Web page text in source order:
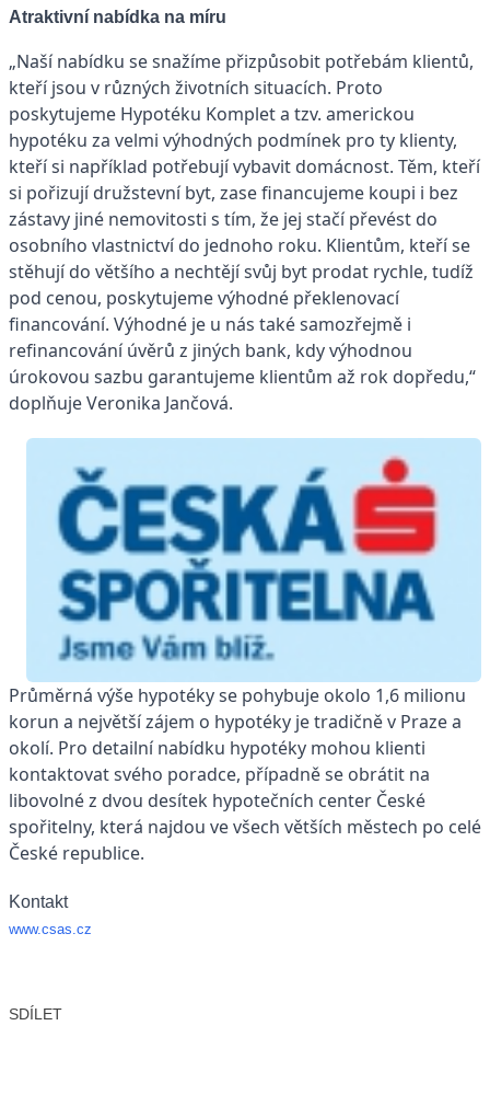
Atraktivní nabídka na míru
„Naší nabídku se snažíme přizpůsobit potřebám klientů,
kteří jsou v různých životních situacích. Proto
poskytujeme Hypotéku Komplet a tzv. americkou
hypotéku za velmi výhodných podmínek pro ty klienty,
kteří si například potřebují vybavit domácnost. Těm, kteří
si pořizují družstevní byt, zase financujeme koupi i bez
zástavy jiné nemovitosti s tím, že jej stačí převést do
osobního vlastnictví do jednoho roku. Klientům, kteří se
stěhují do většího a nechtějí svůj byt prodat rychle, tudíž
pod cenou, poskytujeme výhodné překlenovací
financování. Výhodné je u nás také samozřejmě i
refinancování úvěrů z jiných bank, kdy výhodnou
úrokovou sazbu garantujeme klientům až rok dopředu,“
doplňuje Veronika Jančová.
Průměrná výše hypotéky se pohybuje okolo 1,6 milionu
korun a největší zájem o hypotéky je tradičně v Praze a
okolí. Pro detailní nabídku hypotéky mohou klienti
kontaktovat svého poradce, případně se obrátit na
libovolné z dvou desítek hypotečních center České
spořitelny, která najdou ve všech větších městech po celé
České republice.
Kontakt
www.csas.cz
SDÍLET